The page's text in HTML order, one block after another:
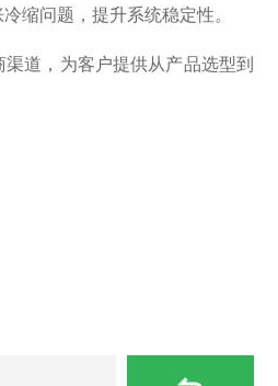
缩问题，提升系统稳定性。
道，为客户提供从产品选型到